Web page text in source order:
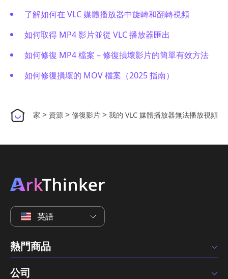
了解如何在 VLC 媒體播放器中旋轉和翻轉視頻
如何取得 MP4 影片並從 VLC 播放器匯出
如何修復 MP4 檔案 – 修復損壞影片的簡單有效方法
如何修復損壞的 MOV 檔案（2025 指南）
家 > 資源 > 修復影片 > 我的 VLC 媒體播放器無法播放視頻
英語
熱門商品
公司